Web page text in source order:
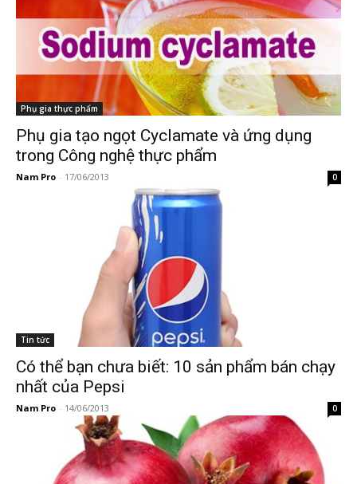
Phụ gia thực phẩm
Phụ gia tạo ngọt Cyclamate và ứng dụng
trong Công nghệ thực phẩm
Nam Pro - 17/06/2013 0
Tin tức
Có thể bạn chưa biết: 10 sản phẩm bán chạy
nhất của Pepsi
Nam Pro - 14/06/2013 0